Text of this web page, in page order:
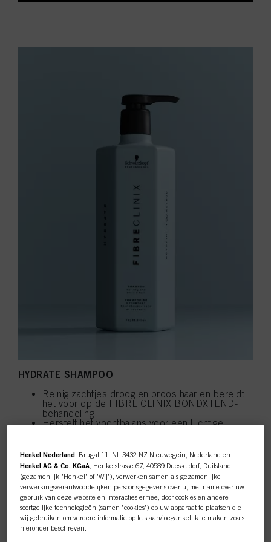
HYDRATE SHAMPOO
Reinig zachtjes droog en broos haar en bereidt
het voor op de FIBRE CLINIX BONDXTEND-
behandeling
Herstelt het vochtbalans voor een luchtige,
SHOP NU
Henkel Nederland , Brugal 11, NL 3432 NZ Nieuwegein, Nederland en
Henkel AG & Co. KGaA , Henkelstrasse 67, 40589 Duesseldorf, Duitsland
(gezamenlijk "Henkel" of "Wij"), verwerken samen als gezamenlijke
verwerkingsverantwoordelijken persoonsgegevens over u, met name over uw
gebruik van deze website en interacties ermee, door cookies en andere
soortgelijke technologieën (samen "cookies") op uw apparaat te plaatsen die
wij gebruiken om verdere informatie op te slaan/toegankelijk te maken zoals
hieronder beschreven.